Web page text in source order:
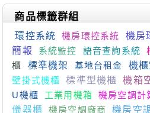
商品標籤群組
環控系統 機房環控系統
機房
簡報
系統監控 語音查詢系統
櫃
標準機架 基地台租金 機
壁掛式機櫃
標準型機櫃 機箱
U機櫃
工業用機箱 機房空調計
儀器櫃
機房空調廠商 機房空